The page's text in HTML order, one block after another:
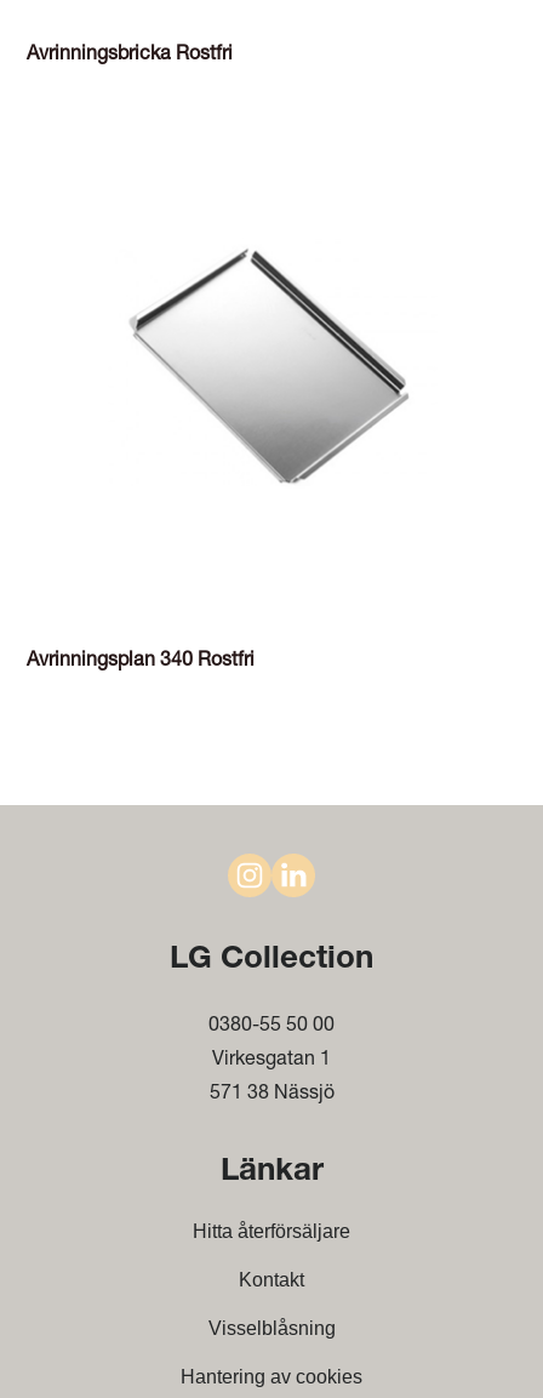
Avrinningsbricka Rostfri
Avrinningsplan 340 Rostfri
LG Collection
0380-55 50 00
Virkesgatan 1
571 38 Nässjö
Länkar
Hitta återförsäljare
Kontakt
Visselblåsning
Hantering av cookies